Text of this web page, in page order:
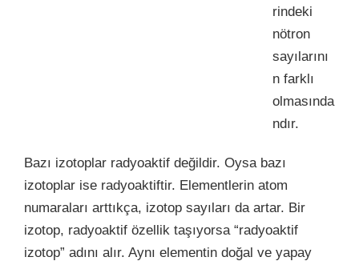
rindeki
nötron
sayılarını
n farklı
olmasında
ndır.
Bazı izotoplar radyoaktif değildir. Oysa bazı
izotoplar ise radyoaktiftir. Elementlerin atom
numaraları arttıkça, izotop sayıları da artar. Bir
izotop, radyoaktif özellik taşıyorsa “radyoaktif
izotop” adını alır. Aynı elementin doğal ve yapay